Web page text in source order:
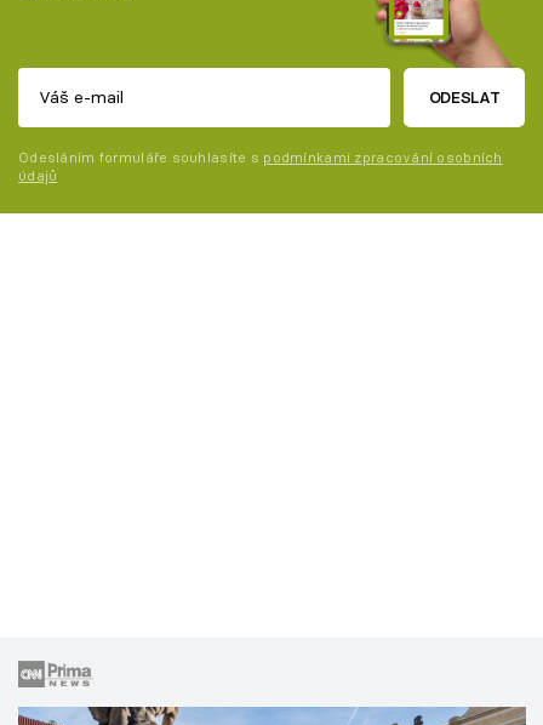
ODESLAT
Odesláním formuláře souhlasíte s podmínkami zpracování osobních
údajů